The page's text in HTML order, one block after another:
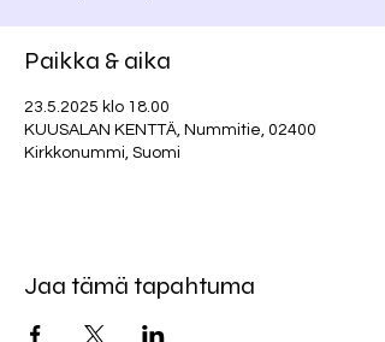
Paikka & aika
23.5.2025 klo 18.00
KUUSALAN KENTTÄ, Nummitie, 02400
Kirkkonummi, Suomi
Jaa tämä tapahtuma